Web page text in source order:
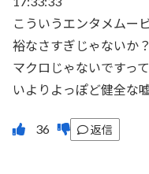
こういうエンタメムー
裕なさすぎじゃないか？
マクロじゃないですっ
いよりよっぽど健全な
返信